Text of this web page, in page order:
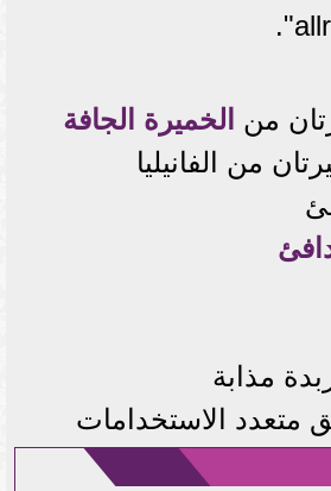
من الخميرة الجافة
من الفانيليا
مذابة